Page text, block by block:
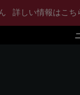
詳しい情報はこ